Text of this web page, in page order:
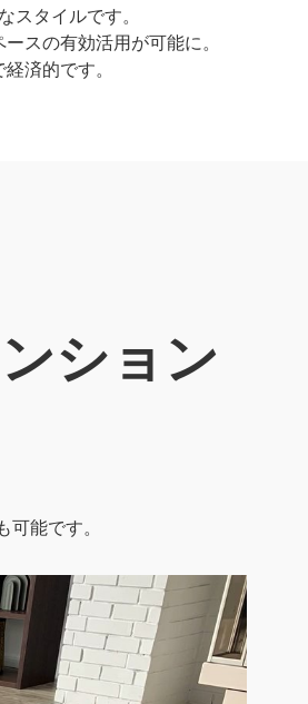
スタイルです。
スの有効活用が可能に。
済的です。
ション
能です。